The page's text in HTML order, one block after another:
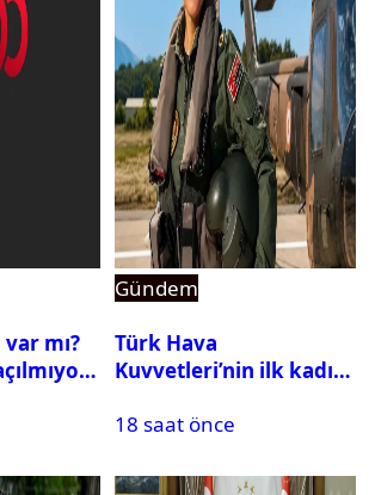
mı?
Gündem
Türk Hava
Kuvvetleri’nin ilk kadın
Karapınar hakkında
ortaya çıktı
18 saat önce